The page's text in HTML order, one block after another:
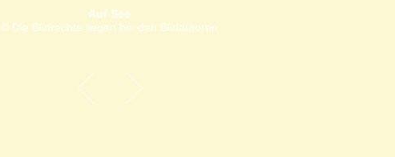
Auf See
© Die Bildrechte liegen bei den Bildautoren